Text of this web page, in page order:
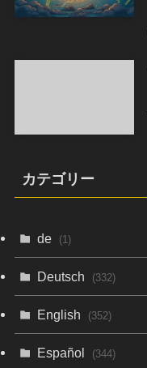
カテゴリー
de (1)
Deutsch (332)
English (352)
Español (344)